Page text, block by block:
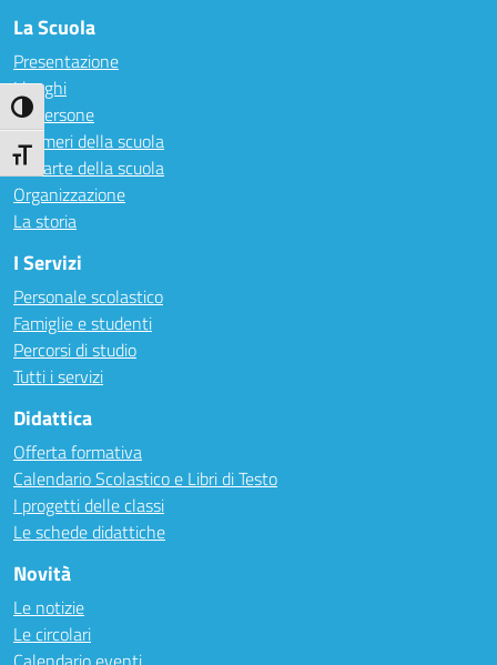
Attiva/disattiva alto contrasto
Attiva/disattiva dimensione testo
La Scuola
Presentazione
I luoghi
Le persone
I numeri della scuola
Le carte della scuola
Organizzazione
La storia
I Servizi
Personale scolastico
Famiglie e studenti
Percorsi di studio
Tutti i servizi
Didattica
Offerta formativa
Calendario Scolastico e Libri di Testo
I progetti delle classi
Le schede didattiche
Novità
Le notizie
Le circolari